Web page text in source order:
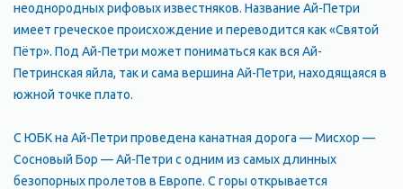
неоднородных рифовых известняков. Название Ай-Петри
имеет греческое происхождение и переводится как «Святой
Пётр». Под Ай-Петри может пониматься как вся Ай-
Петринская яйла, так и сама вершина Ай-Петри, находящаяся в
южной точке плато.
С ЮБК на Ай-Петри проведена канатная дорога — Мисхор —
Сосновый Бор — Ай-Петри с одним из самых длинных
безопорных пролетов в Европе. С горы открывается